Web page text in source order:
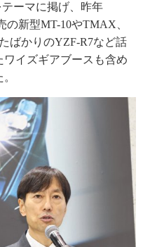
ーマに掲げ、昨年
新型MT-10やTMAX、
ばかりのYZF-R7など話
イズギアブースも含め